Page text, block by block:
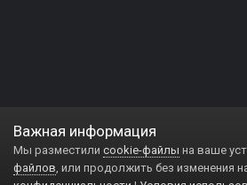
Важная информация
Мы разместили cookie-файлы на ваше
файлов, или продолжить без изменения